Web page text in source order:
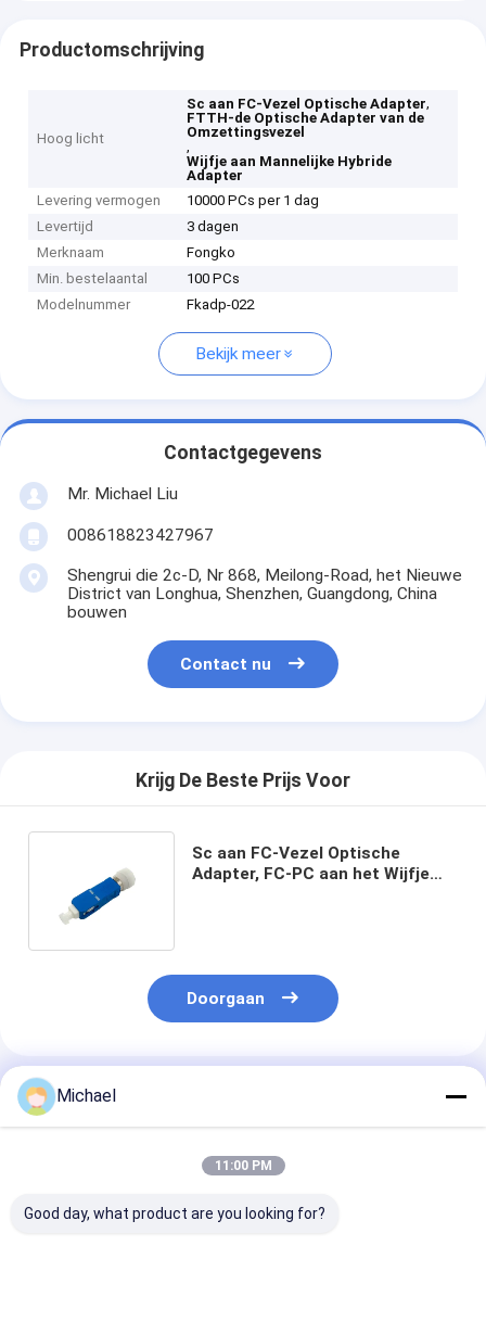
Productomschrijving
Hoog licht
Sc aan FC-Vezel Optische Adapter,
FTTH-de Optische Adapter van de
Omzettingsvezel
,
Wijfje aan Mannelijke Hybride
Adapter
Levering vermogen
10000 PCs per 1 dag
Levertijd
3 dagen
Merknaam
Fongko
Min. bestelaantal
100 PCs
Modelnummer
Fkadp-022
Bekijk meer
Contactgegevens
Mr. Michael Liu
008618823427967
Shengrui die 2c-D, Nr 868, Meilong-Road, het Nieuwe
District van Longhua, Shenzhen, Guangdong, China
bouwen
Contact nu
Krijg De Beste Prijs Voor
Sc aan FC-Vezel Optische
Adapter, FC-PC aan het Wijfje
Doorgaan
Geadviseerde Producten
Michael
11:00 PM
Good day, what product are you looking for?